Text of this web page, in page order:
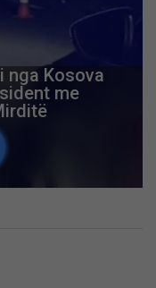
nga Kosova
me